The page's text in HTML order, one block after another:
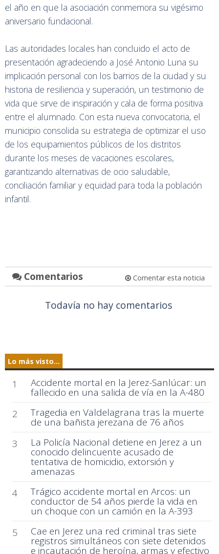
el año en que la asociación conmemora su vigésimo
aniversario fundacional.
Las autoridades locales han concluido el acto de
presentación agradeciendo a José Antonio Luna su
implicación personal con los barrios de la ciudad y su
historia de resiliencia y superación, un testimonio de
vida que sirve de inspiración y cala de forma positiva
entre el alumnado. Con esta nueva convocatoria, el
municipio consolida su estrategia de optimizar el uso
de los equipamientos públicos de los distritos
durante los meses de vacaciones escolares,
garantizando alternativas de ocio saludable,
conciliación familiar y equidad para toda la población
infantil.
Comentarios Comentar esta noticia
Todavía no hay comentarios
Lo más visto...
1 Accidente mortal en la Jerez-Sanlúcar: un
fallecido en una salida de vía en la A-480
2
Tragedia en Valdelagrana tras la muerte
de una bañista jerezana de 76 años
3
La Policía Nacional detiene en Jerez a un
conocido delincuente acusado de
tentativa de homicidio, extorsión y
amenazas
4
Trágico accidente mortal en Arcos: un
conductor de 54 años pierde la vida en
un choque con un camión en la A-393
5
Cae en Jerez una red criminal tras siete
registros simultáneos con siete detenidos
e incautación de heroína, armas y efectivo